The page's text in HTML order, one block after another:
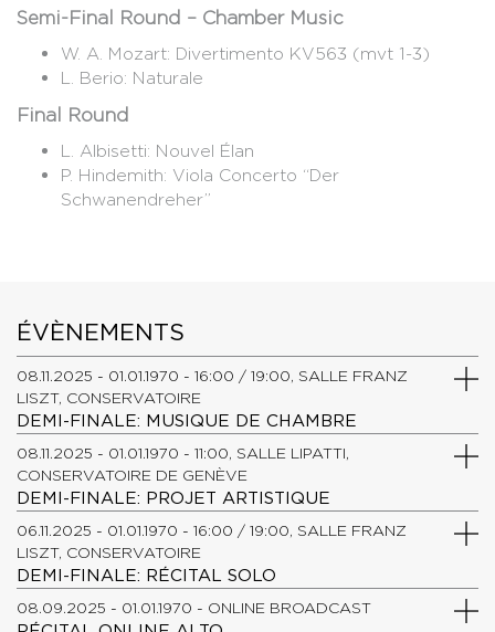
Semi-Final Round – Chamber Music
W. A. Mozart: Divertimento KV563 (mvt 1-3)
L. Berio: Naturale
Final Round
L. Albisetti: Nouvel Élan
P. Hindemith: Viola Concerto “Der
Schwanendreher”
ÉVÈNEMENTS
08.11.2025 - 01.01.1970 - 16:00 / 19:00, SALLE FRANZ
LISZT, CONSERVATOIRE
DEMI-FINALE: MUSIQUE DE CHAMBRE
08.11.2025 - 01.01.1970 - 11:00, SALLE LIPATTI,
CONSERVATOIRE DE GENÈVE
DEMI-FINALE: PROJET ARTISTIQUE
06.11.2025 - 01.01.1970 - 16:00 / 19:00, SALLE FRANZ
LISZT, CONSERVATOIRE
DEMI-FINALE: RÉCITAL SOLO
08.09.2025 - 01.01.1970 - ONLINE BROADCAST